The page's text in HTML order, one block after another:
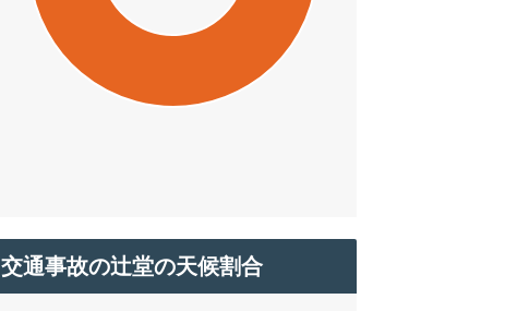
交通事故の辻堂の天候割合